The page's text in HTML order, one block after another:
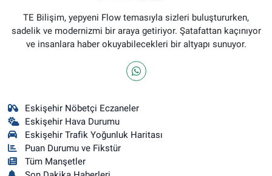
TE Bilişim, yepyeni Flow temasıyla sizleri buluştururken,
sadelik ve modernizmi bir araya getiriyor. Şatafattan kaçınıyor
ve insanlara haber okuyabilecekleri bir altyapı sunuyor.
Eskişehir Nöbetçi Eczaneler
Eskişehir Hava Durumu
Eskişehir Trafik Yoğunluk Haritası
Puan Durumu ve Fikstür
Tüm Manşetler